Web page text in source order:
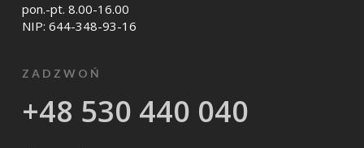
pon.-pt. 8.00-16.00
NIP: 644-348-93-16
ZADZWOŃ
+48 530 440 040